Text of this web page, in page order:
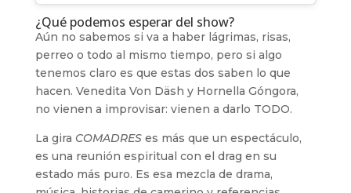
¿Qué podemos esperar del show?
Aún no sabemos si va a haber lágrimas, risas,
perreo o todo al mismo tiempo, pero si algo
tenemos claro es que estas dos saben lo que
hacen. Venedita Von Däsh y Hornella Góngora,
no vienen a improvisar: vienen a darlo TODO.
La gira COMADRESes más que un espectáculo,
es una reunión espiritual con el drag en su
estado más puro. Es esa mezcla de drama,